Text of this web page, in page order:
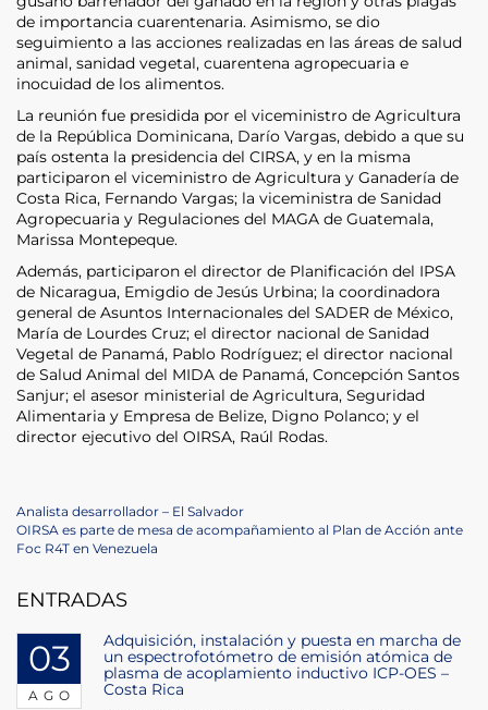
de importancia cuarentenaria. Asimismo, se dio
seguimiento a las acciones realizadas en las áreas de salud
animal, sanidad vegetal, cuarentena agropecuaria e
inocuidad de los alimentos.
La reunión fue presidida por el viceministro de Agricultura
de la República Dominicana, Darío Vargas, debido a que su
país ostenta la presidencia del CIRSA, y en la misma
participaron el viceministro de Agricultura y Ganadería de
Costa Rica, Fernando Vargas; la viceministra de Sanidad
Agropecuaria y Regulaciones del MAGA de Guatemala,
Marissa Montepeque.
Además, participaron el director de Planificación del IPSA
de Nicaragua, Emigdio de Jesús Urbina; la coordinadora
general de Asuntos Internacionales del SADER de México,
María de Lourdes Cruz; el director nacional de Sanidad
Vegetal de Panamá, Pablo Rodríguez; el director nacional
de Salud Animal del MIDA de Panamá, Concepción Santos
Sanjur; el asesor ministerial de Agricultura, Seguridad
Alimentaria y Empresa de Belize, Digno Polanco; y el
director ejecutivo del OIRSA, Raúl Rodas.
Navegación
de
entradas
Previous
Post
Analista desarrollador – El Salvador
Next
Post
OIRSA es parte de mesa de acompañamiento al Plan de Acción ante
Foc R4T en Venezuela
ENTRADAS
03
AGO
Adquisición, instalación y puesta en marcha de
un espectrofotómetro de emisión atómica de
plasma de acoplamiento inductivo ICP-OES –
Costa Rica